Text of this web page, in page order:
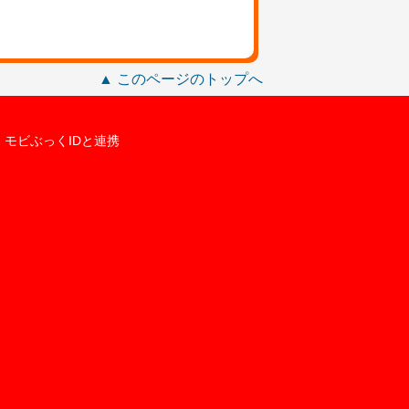
▲ このページのトップへ
モビぶっくIDと連携